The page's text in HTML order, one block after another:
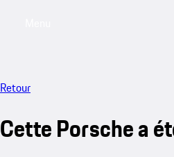
Retour
Cette Porsche a